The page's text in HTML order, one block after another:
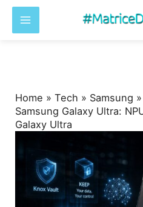
Home »Tech » Samsung »
Samsung Galaxy Ultra:
Galaxy Ultra